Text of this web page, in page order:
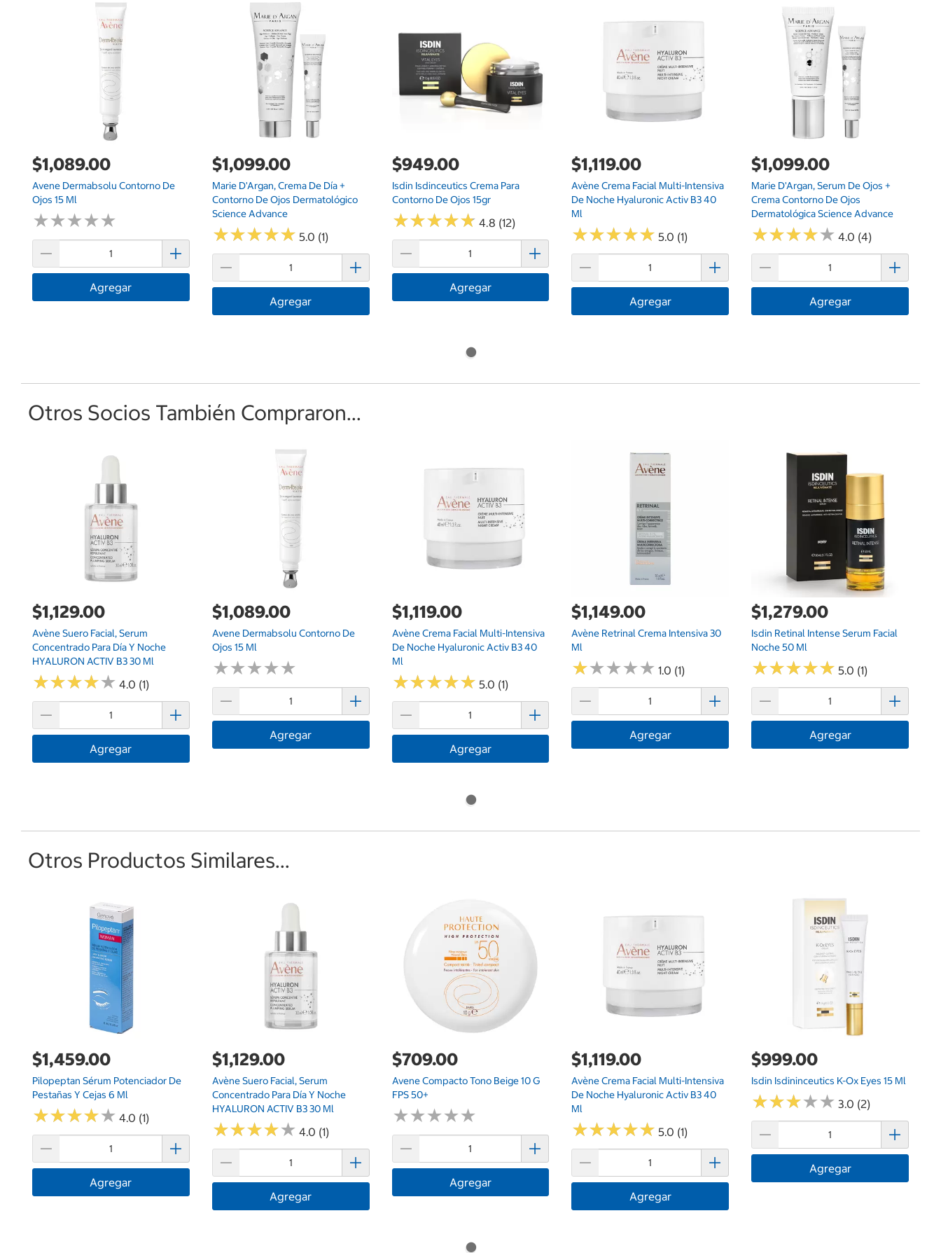
$1,089.00
Avene Dermabsolu Contorno De
Ojos 15 Ml
★★★★★
★★★★★
Agregar
$1,099.00
Marie D'Argan, Crema De Día +
Contorno De Ojos Dermatológico
Science Advance
★★★★★
★★★★★ 5.0 (1)
Agregar
$949.00
Isdin Isdinceutics Crema Para
Contorno De Ojos 15gr
★★★★★
★★★★★ 4.8 (12)
Agregar
$1,119.00
Avène Crema Facial Multi-Intensiva
De Noche Hyaluronic Activ B3 40
Ml
★★★★★
★★★★★ 5.0 (1)
Agregar
$1,099.00
Marie D'Argan, Serum De Ojos +
Crema Contorno De Ojos
Dermatológica Science Advance
★★★★★
★★★★★ 4.0 (4)
Agregar
Otros Socios También Compraron...
$1,129.00
Avène Suero Facial, Serum
Concentrado Para Día Y Noche
HYALURON ACTIV B3 30 Ml
★★★★★
★★★★★ 4.0 (1)
Agregar
$1,089.00
Avene Dermabsolu Contorno De
Ojos 15 Ml
★★★★★
★★★★★
Agregar
$1,119.00
Avène Crema Facial Multi-Intensiva
De Noche Hyaluronic Activ B3 40
Ml
★★★★★
★★★★★ 5.0 (1)
Agregar
$1,149.00
Avène Retrinal Crema Intensiva 30
Ml
★★★★★
★★★★★ 1.0 (1)
Agregar
$1,279.00
Isdin Retinal Intense Serum Facial
Noche 50 Ml
★★★★★
★★★★★ 5.0 (1)
Agregar
Otros Productos Similares...
$1,459.00
Pilopeptan Sérum Potenciador De
Pestañas Y Cejas 6 Ml
★★★★★
★★★★★ 4.0 (1)
Agregar
$1,129.00
Avène Suero Facial, Serum
Concentrado Para Día Y Noche
HYALURON ACTIV B3 30 Ml
★★★★★
★★★★★ 4.0 (1)
Agregar
$709.00
Avene Compacto Tono Beige 10 G
FPS 50+
★★★★★
★★★★★
Agregar
$1,119.00
Avène Crema Facial Multi-Intensiva
De Noche Hyaluronic Activ B3 40
Ml
★★★★★
★★★★★ 5.0 (1)
Agregar
$999.00
Isdin Isdininceutics K-Ox Eyes 15 Ml
★★★★★
★★★★★ 3.0 (2)
Agregar